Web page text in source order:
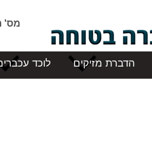
מס'
הדברת מזיקים לוכד